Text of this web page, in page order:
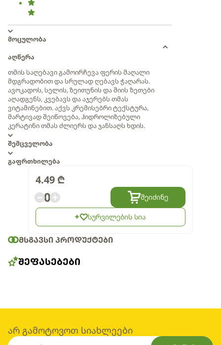
მოცულობა
აღწერა
თმის საღებავი გამოირჩევა ფერის მაღალი
მდგრადობით და სრულად ღებავს ჭაღარას.
ავოკადოს, სელის, ზეითუნის და შიის ზეთები
აღადგენს, კვებავს და აჯერებს თმას
ვიტამინებით. აქვს კრემისებრი ტექსტურა,
მარტივად შეიწოვება, ჰიდროლიზებული
კერატინი თმას ძლიერს და ჯანსაღს ხდის.
შემცველობა
გაფრთხილება
4.49 ₾
0 შეიძინე
სურვილების სია
ᲛᲡᲒᲐᲕᲡᲘ ᲞᲠᲝᲓᲣᲥᲢᲔᲑᲘ
ᲨᲔᲤᲐᲡᲔᲑᲔᲑᲘ
არ გამოტოვოთ სიახლეები